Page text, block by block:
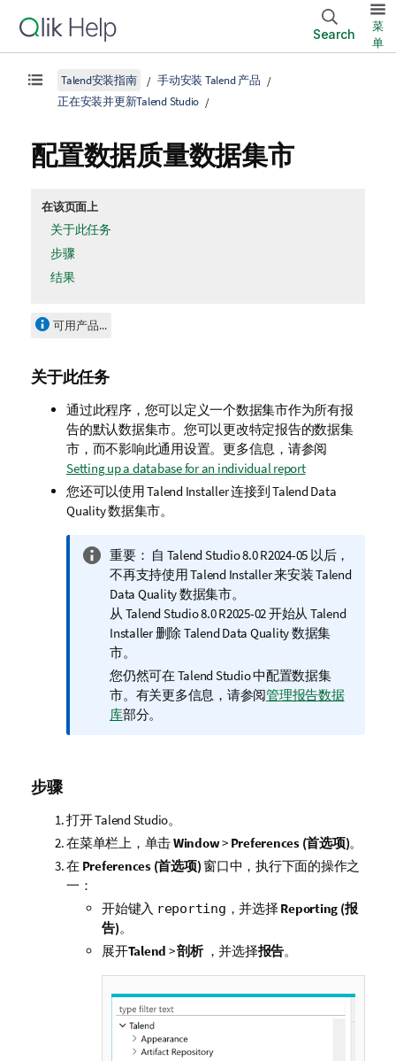
Search
菜
单
Talend安装指南
手动安装 Talend 产品
正在安装并更新Talend Studio
配置数据质量数据集市
在该页面上
关于此任务
步骤
结果
可用产品...
关于此任务
通过此程序，您可以定义一个数据集市作为所有报
告的默认数据集市。您可以更改特定报告的数据集
市，而不影响此通用设置。更多信息，请参阅
Setting up a database for an individual report
您还可以使用Talend Installer连接到Talend Data
Quality数据集市。
信
息
注
释
重要： 自 Talend Studio8.0 R2024-05 以后，
不再支持使用Talend Installer来安装Talend
Data Quality数据集市。
从 Talend Studio8.0 R2025-02 开始从 Talend
Installer删除Talend Data Quality数据集
市。
您仍然可在 Talend Studio中配置数据集
市。有关更多信息，请参阅管理报告数据
库部分。
步骤
打开Talend Studio。
在菜单栏上，单击Window> Preferences (首选项)。
在 Preferences (首选项) 窗口中，执行下面的操作之
一：
开始键入 reporting ，并选择 Reporting (报
告)。
展开Talend >剖析，并选择报告。